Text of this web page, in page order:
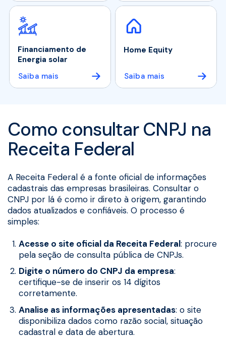
Financiamento de
Energia solar
Saiba mais
Home Equity
Saiba mais
Como consultar CNPJ na
Receita Federal
A Receita Federal é a fonte oficial de informações
cadastrais das empresas brasileiras. Consultar o
CNPJ por lá é como ir direto à origem, garantindo
dados atualizados e confiáveis. O processo é
simples:
Acesse o site oficial da Receita Federal: procure
pela seção de consulta pública de CNPJs.
Digite o número do CNPJ da empresa:
certifique-se de inserir os 14 dígitos
corretamente.
Analise as informações apresentadas: o site
disponibiliza dados como razão social, situação
cadastral e data de abertura.